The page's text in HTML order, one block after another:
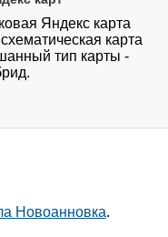
Яндекс карта
карта
тип карты -
Новоанновка.